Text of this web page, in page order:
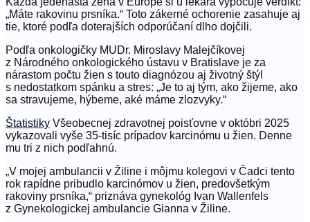
„Máte rakovinu prsníka.“ Toto zákerné ochorenie zasahuje aj
tie, ktoré podľa doterajších odporúčaní dlho dojčili.
Podľa onkologičky MUDr. Miroslavy Malejčíkovej
z Národného onkologického ústavu v Bratislave je za
nárastom počtu žien s touto diagnózou aj životný štýl
s nedostatkom spánku a stres: „Je to aj tým, ako žijeme, ako
sa stravujeme, hýbeme, aké máme zlozvyky.“
Štatistiky Všeobecnej zdravotnej poisťovne v októbri 2025
vykazovali vyše 35-tisíc prípadov karcinómu u žien. Denne
mu tri z nich podľahnú.
„V mojej ambulancii v Žiline i môjmu kolegovi v Čadci tento
rok rapídne pribudlo karcinómov u žien, predovšetkým
rakoviny prsníka,“ priznáva gynekológ Ivan Wallenfels
z Gynekologickej ambulancie Gianna v Žiline.